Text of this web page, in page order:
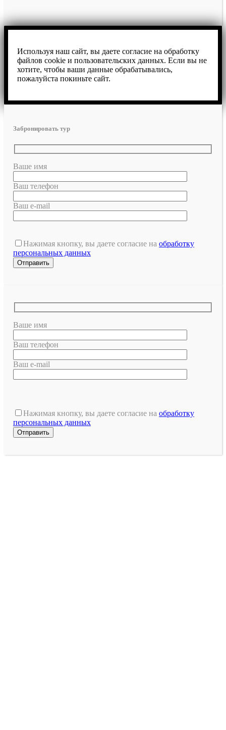
Используя наш сайт, вы даете согласие на обработку
файлов cookie и пользовательских данных. Если вы не
хотите, чтобы ваши данные обрабатывались,
пожалуйста покиньте сайт.
Забронировать тур
Ваше имя
Ваш телефон
Ваш e-mail
Нажимая кнопку, вы даете согласие на обработку
персональных данных
Ваше имя
Ваш телефон
Ваш e-mail
это
поле
пустым.
Нажимая кнопку, вы даете согласие на обработку
персональных данных